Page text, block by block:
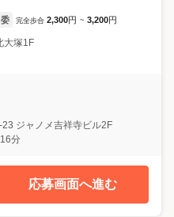
委 完全歩合 2,300円 ~ 3,200円
大塚1F
ジャノメ吉祥寺ビル2F
分
応募画面へ進む